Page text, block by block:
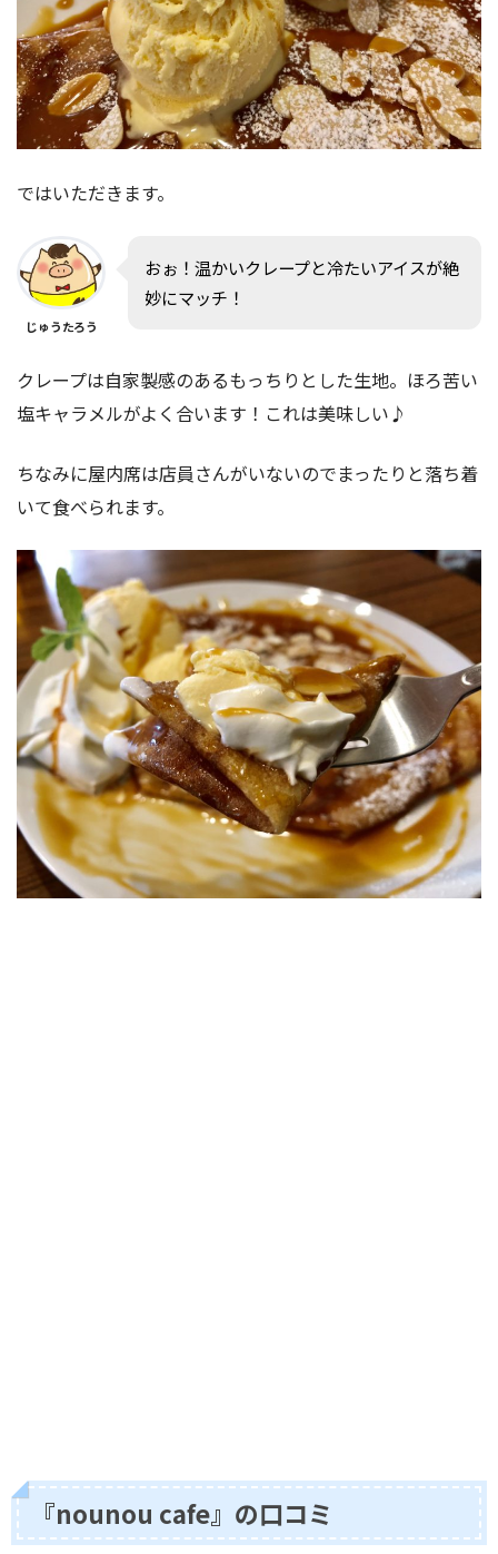
ではいただきます。
じゅうたろう
おぉ！温かいクレープと冷たいアイスが絶
妙にマッチ！
クレープは自家製感のあるもっちりとした生地。ほろ苦い
塩キャラメルがよく合います！これは美味しい♪
ちなみに屋内席は店員さんがいないのでまったりと落ち着
いて食べられます。
『nounou cafe』の口コミ